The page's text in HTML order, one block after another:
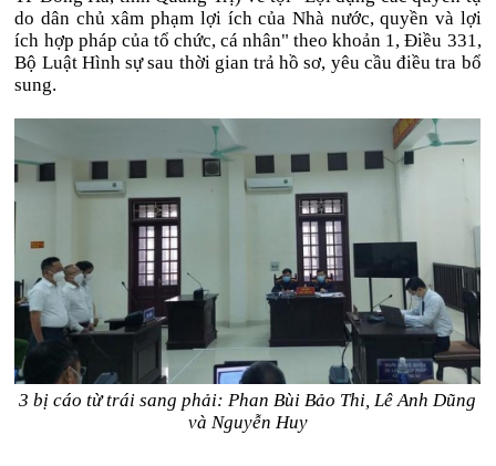
do dân chủ xâm phạm lợi ích của Nhà nước, quyền và lợi
ích hợp pháp của tổ chức, cá nhân" theo khoản 1, Điều 331,
Bộ Luật Hình sự sau thời gian trả hồ sơ, yêu cầu điều tra bổ
sung.
3 bị cáo từ trái sang phải: Phan Bùi Bảo Thi, Lê Anh Dũng
và Nguyễn Huy